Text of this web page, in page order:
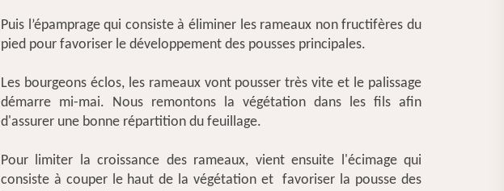
Puis l’épamprage qui consiste à éliminer les rameaux non fructifères du
pied pour favoriser le développement des pousses principales.
Les bourgeons éclos, les rameaux vont pousser très vite et le palissage
démarre mi-mai. Nous remontons la végétation dans les fils afin
d'assurer une bonne répartition du feuillage.
Pour limiter la croissance des rameaux, vient ensuite l'écimage qui
consiste à couper le haut de la végétation et favoriser la pousse des